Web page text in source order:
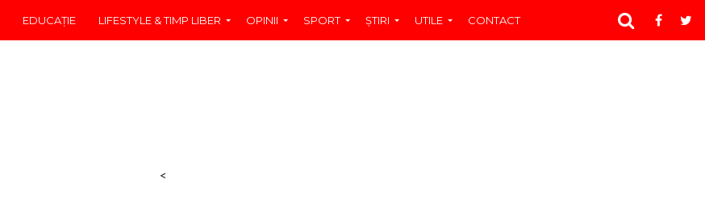
EDUCAŢIE LIFESTYLE & TIMP LIBER OPINII SPORT ŞTIRI UTILE CONTACT
<